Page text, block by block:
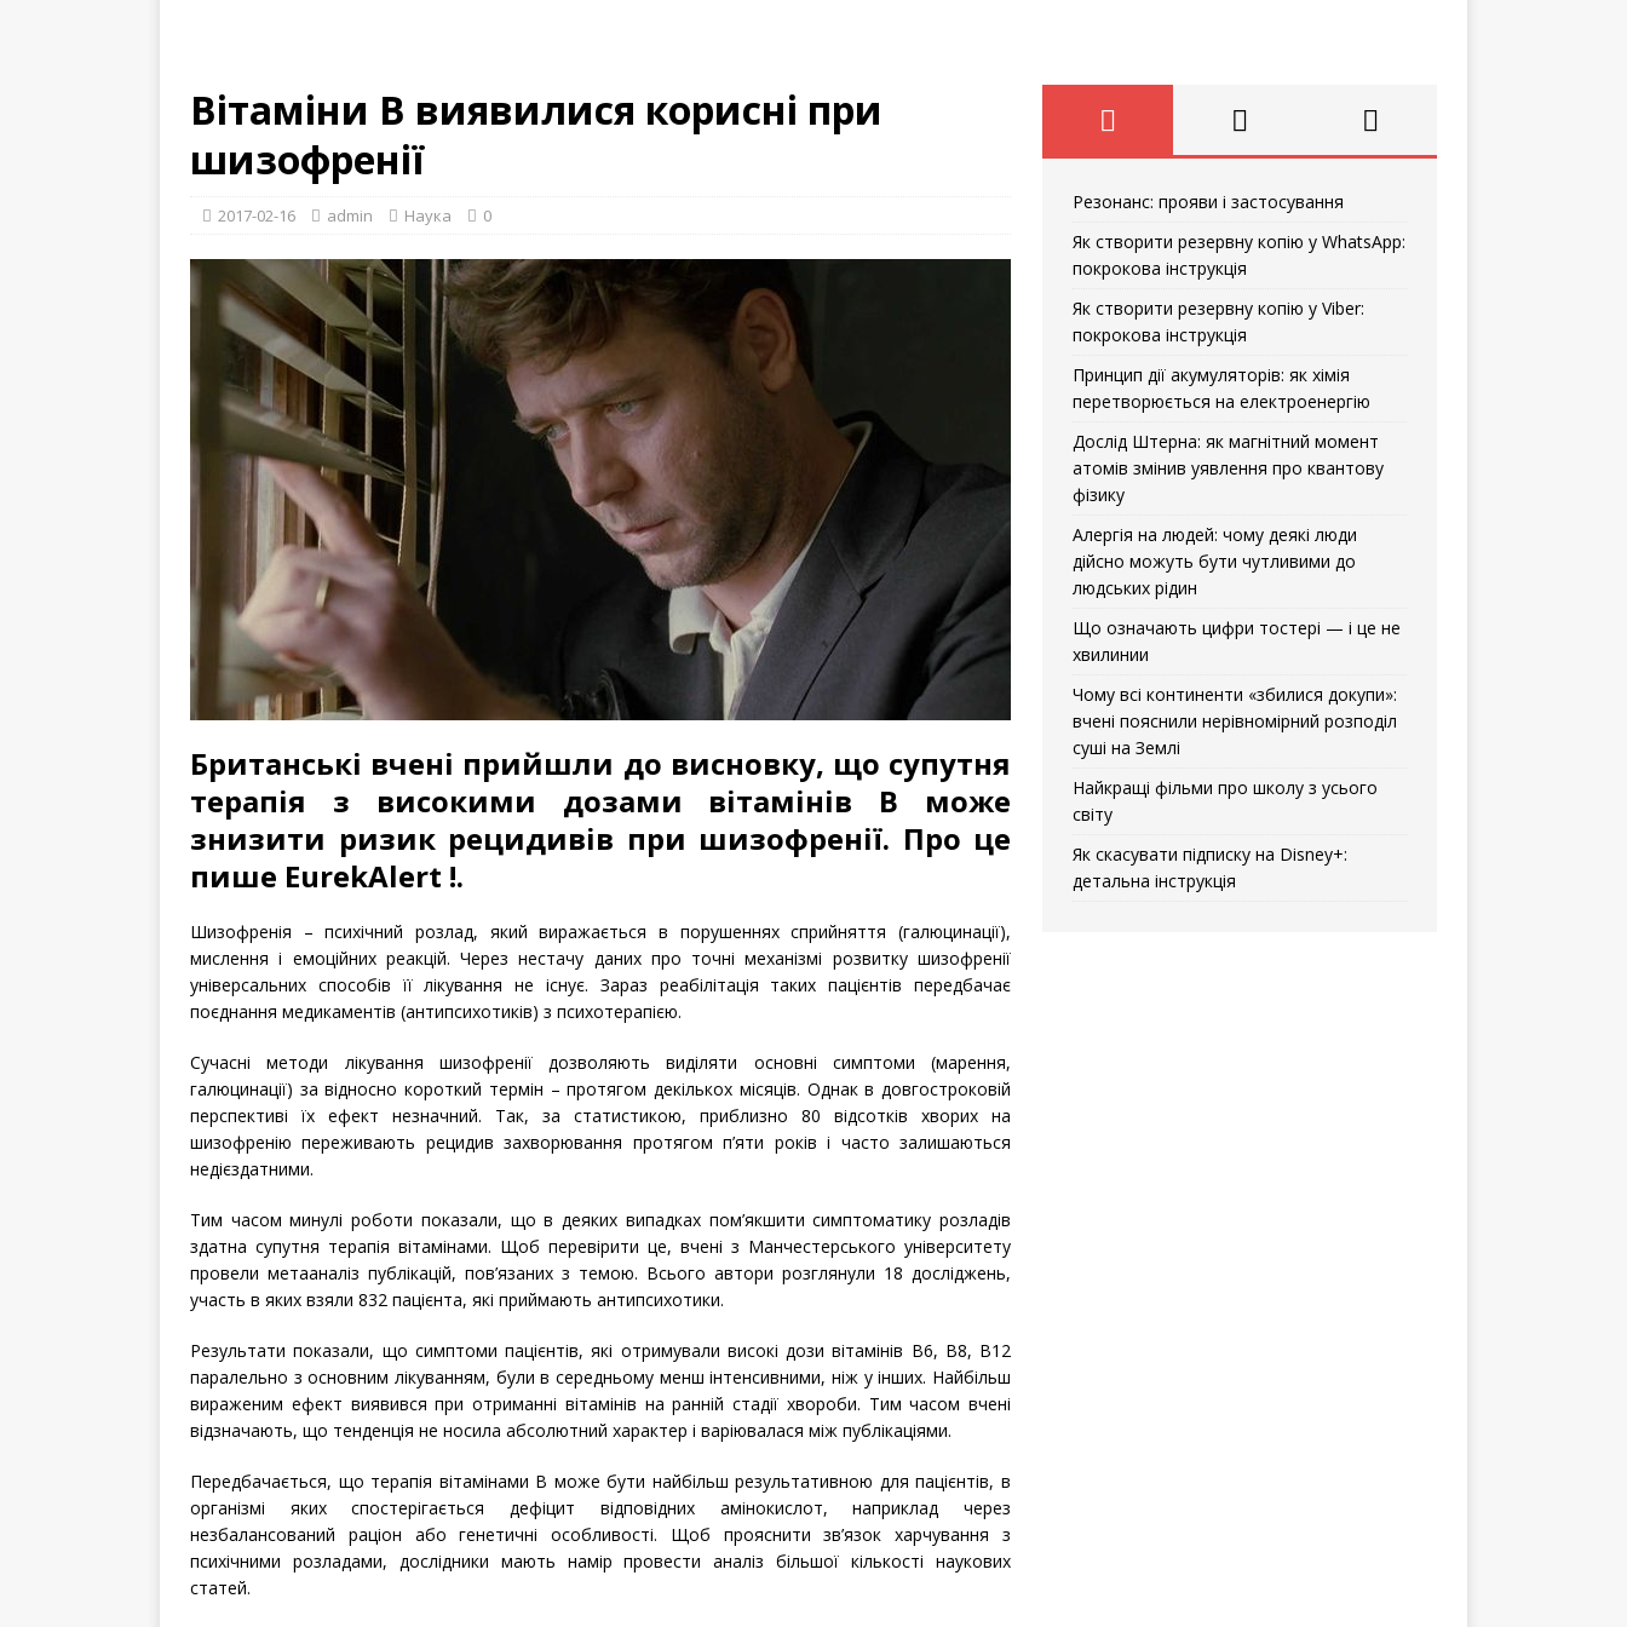
Вітаміни B виявилися корисні при
шизофренії
2017-02-16 admin Наука 0
Британські вчені прийшли до висновку, що супутня
терапія з високими дозами вітамінів B може
знизити ризик рецидивів при шизофренії. Про це
пише EurekAlert !.
Шизофренія – психічний розлад, який виражається в порушеннях сприйняття (галюцинації),
мислення і емоційних реакцій. Через нестачу даних про точні механізмі розвитку шизофренії
універсальних способів її лікування не існує. Зараз реабілітація таких пацієнтів передбачає
поєднання медикаментів (антипсихотиків) з психотерапією.
Сучасні методи лікування шизофренії дозволяють виділяти основні симптоми (марення,
галюцинації) за відносно короткий термін – протягом декількох місяців. Однак в довгостроковій
перспективі їх ефект незначний. Так, за статистикою, приблизно 80 відсотків хворих на
шизофренію переживають рецидив захворювання протягом п’яти років і часто залишаються
недієздатними.
Тим часом минулі роботи показали, що в деяких випадках пом’якшити симптоматику розладів
здатна супутня терапія вітамінами. Щоб перевірити це, вчені з Манчестерського університету
провели метааналіз публікацій, пов’язаних з темою. Всього автори розглянули 18 досліджень,
участь в яких взяли 832 пацієнта, які приймають антипсихотики.
Результати показали, що симптоми пацієнтів, які отримували високі дози вітамінів B6, B8, B12
паралельно з основним лікуванням, були в середньому менш інтенсивними, ніж у інших. Найбільш
вираженим ефект виявився при отриманні вітамінів на ранній стадії хвороби. Тим часом вчені
відзначають, що тенденція не носила абсолютний характер і варіювалася між публікаціями.
Передбачається, що терапія вітамінами B може бути найбільш результативною для пацієнтів, в
організмі яких спостерігається дефіцит відповідних амінокислот, наприклад через
незбалансований раціон або генетичні особливості. Щоб прояснити зв’язок харчування з
психічними розладами, дослідники мають намір провести аналіз більшої кількості наукових
статей.
Резонанс: прояви і застосування
Як створити резервну копію у WhatsApp:
покрокова інструкція
Як створити резервну копію у Viber:
покрокова інструкція
Принцип дії акумуляторів: як хімія
перетворюється на електроенергію
Дослід Штерна: як магнітний момент
атомів змінив уявлення про квантову
фізику
Алергія на людей: чому деякі люди
дійсно можуть бути чутливими до
людських рідин
Що означають цифри тостері — і це не
хвилинии
Чому всі континенти «збилися докупи»:
вчені пояснили нерівномірний розподіл
суші на Землі
Найкращі фільми про школу з усього
світу
Як скасувати підписку на Disney+:
детальна інструкція